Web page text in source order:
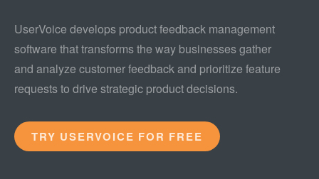
UserVoice develops product feedback management
software that transforms the way businesses gather
and analyze customer feedback and prioritize feature
requests to drive strategic product decisions.
TRY USERVOICE FOR FREE